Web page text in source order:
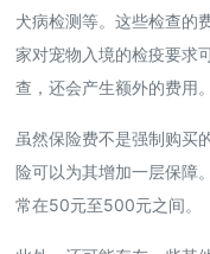
犬病检测等。这些检查的
家对宠物入境的检疫要求
查，还会产生额外的费用。
虽然保险费不是强制购买
险可以为其增加一层保障
常在50元至500元之间。